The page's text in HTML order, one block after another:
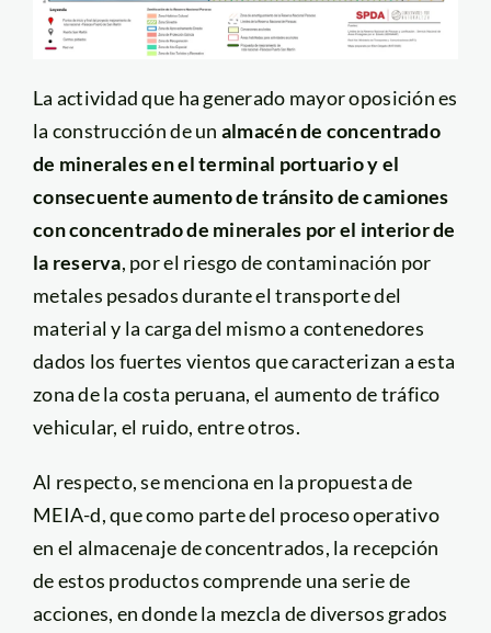
La actividad que ha generado mayor oposición es
la construcción de un almacén de concentrado
de minerales en el terminal portuario y el
consecuente aumento de tránsito de camiones
con concentrado de minerales por el interior de
la reserva, por el riesgo de contaminación por
metales pesados durante el transporte del
material y la carga del mismo a contenedores
dados los fuertes vientos que caracterizan a esta
zona de la costa peruana, el aumento de tráfico
vehicular, el ruido, entre otros.
Al respecto, se menciona en la propuesta de
MEIA-d, que como parte del proceso operativo
en el almacenaje de concentrados, la recepción
de estos productos comprende una serie de
acciones, en donde la mezcla de diversos grados